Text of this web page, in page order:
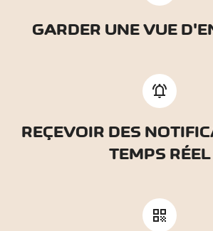
GARDER UNE VUE
notifications_active
REÇEVOIR DES
TEMPS RÉEL
qr_code